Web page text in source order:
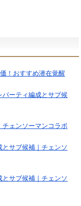
！おすすめ潜在覚醒
パーティ編成とサブ候
チェンソーマンコラボ
とサブ候補｜チェンソ
とサブ候補｜チェンソ